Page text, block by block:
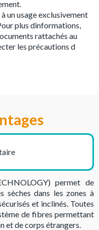
un usage exclusivement
plus dinformations,
rattachés au
les précautions d
permet de
sèches dans les zones à
et inclinés. Toutes
de fibres permettant
et de corps étrangers.